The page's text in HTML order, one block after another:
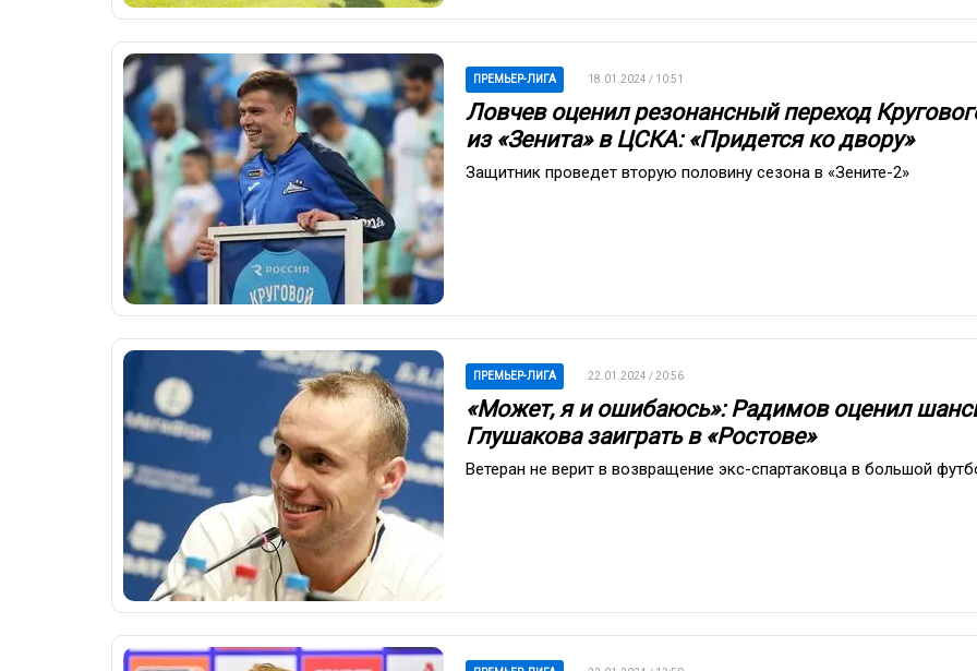
ПРЕМЬЕР-ЛИГА 18.01.2024 / 10:51
Ловчев оценил резонансный переход
из «Зенита» в ЦСКА: «Придется ко двору»
Защитник проведет вторую половину сезона в «Зените-2»
ПРЕМЬЕР-ЛИГА 22.01.2024 / 20:56
«Может, я и ошибаюсь»: Радимов оценил
Глушакова заиграть в «Ростове»
Ветеран не верит в возвращение экс-спартаковца в большой